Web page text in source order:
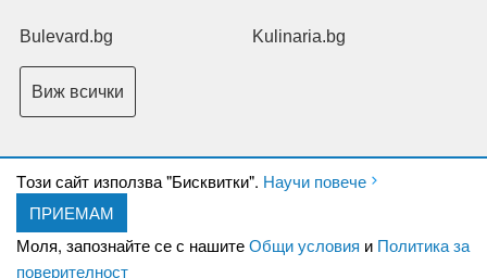
Tози сайт използва "Бисквитки". Научи повече
ПРИЕМАМ
Моля, запознайте се с нашитеОбщи условия и Политика за
поверителност
Bulevard.bg Kulinaria.bg
Виж всички
Copyright © 2026 Ксениум ООД. Всички права запазени.
XeniumCompany.com